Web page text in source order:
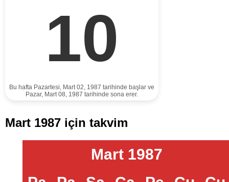
10
Bu hafta Pazartesi, Mart 02, 1987 tarihinde başlar ve
Pazar, Mart 08, 1987 tarihinde sona erer.
Mart 1987 için takvim
Mart 1987